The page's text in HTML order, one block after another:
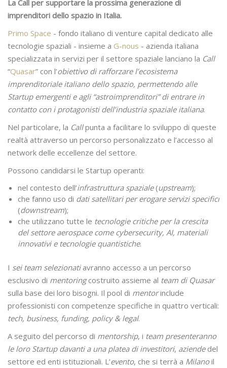
La Call per supportare la prossima generazione di
imprenditori dello spazio in Italia.
Primo Space - fondo italiano di venture capital dedicato alle
tecnologie spaziali - insieme a G-nous - azienda italiana
specializzata in servizi per il settore spaziale lanciano la Call
“Quasar” con l’obiettivo di rafforzare l’ecosistema
imprenditoriale italiano dello spazio, permettendo alle
Startup emergenti e agli “astroimprenditori” di entrare in
contatto con i protagonisti dell’industria spaziale italiana.
Nel particolare, la Callpunta a facilitare lo sviluppo di queste
realtà attraverso un percorso personalizzato e l’accesso al
network delle eccellenze del settore.
Possono candidarsi le Startup operanti:
nel contesto dell’infrastruttura spaziale(upstream);
che fanno uso di dati satellitari per erogare servizi specifici
(downstream);
che utilizzano tutte le tecnologie critiche per la crescita
del settore aerospace come cybersecurity, AI, materiali
innovativi e tecnologie quantistiche.
I sei team selezionatiavranno accesso a un percorso
esclusivo di mentoringcostruito assieme al team di Quasar
sulla base dei loro bisogni. Il pool di mentorinclude
professionisti con competenze specifiche in quattro verticali:
tech, business, funding, policy & legal.
A seguito del percorso di mentorship, i team presenteranno
le loro Startup davanti a una platea di investitori, aziendedel
settore ed enti istituzionali. L’evento, che si terrà a Milanoil